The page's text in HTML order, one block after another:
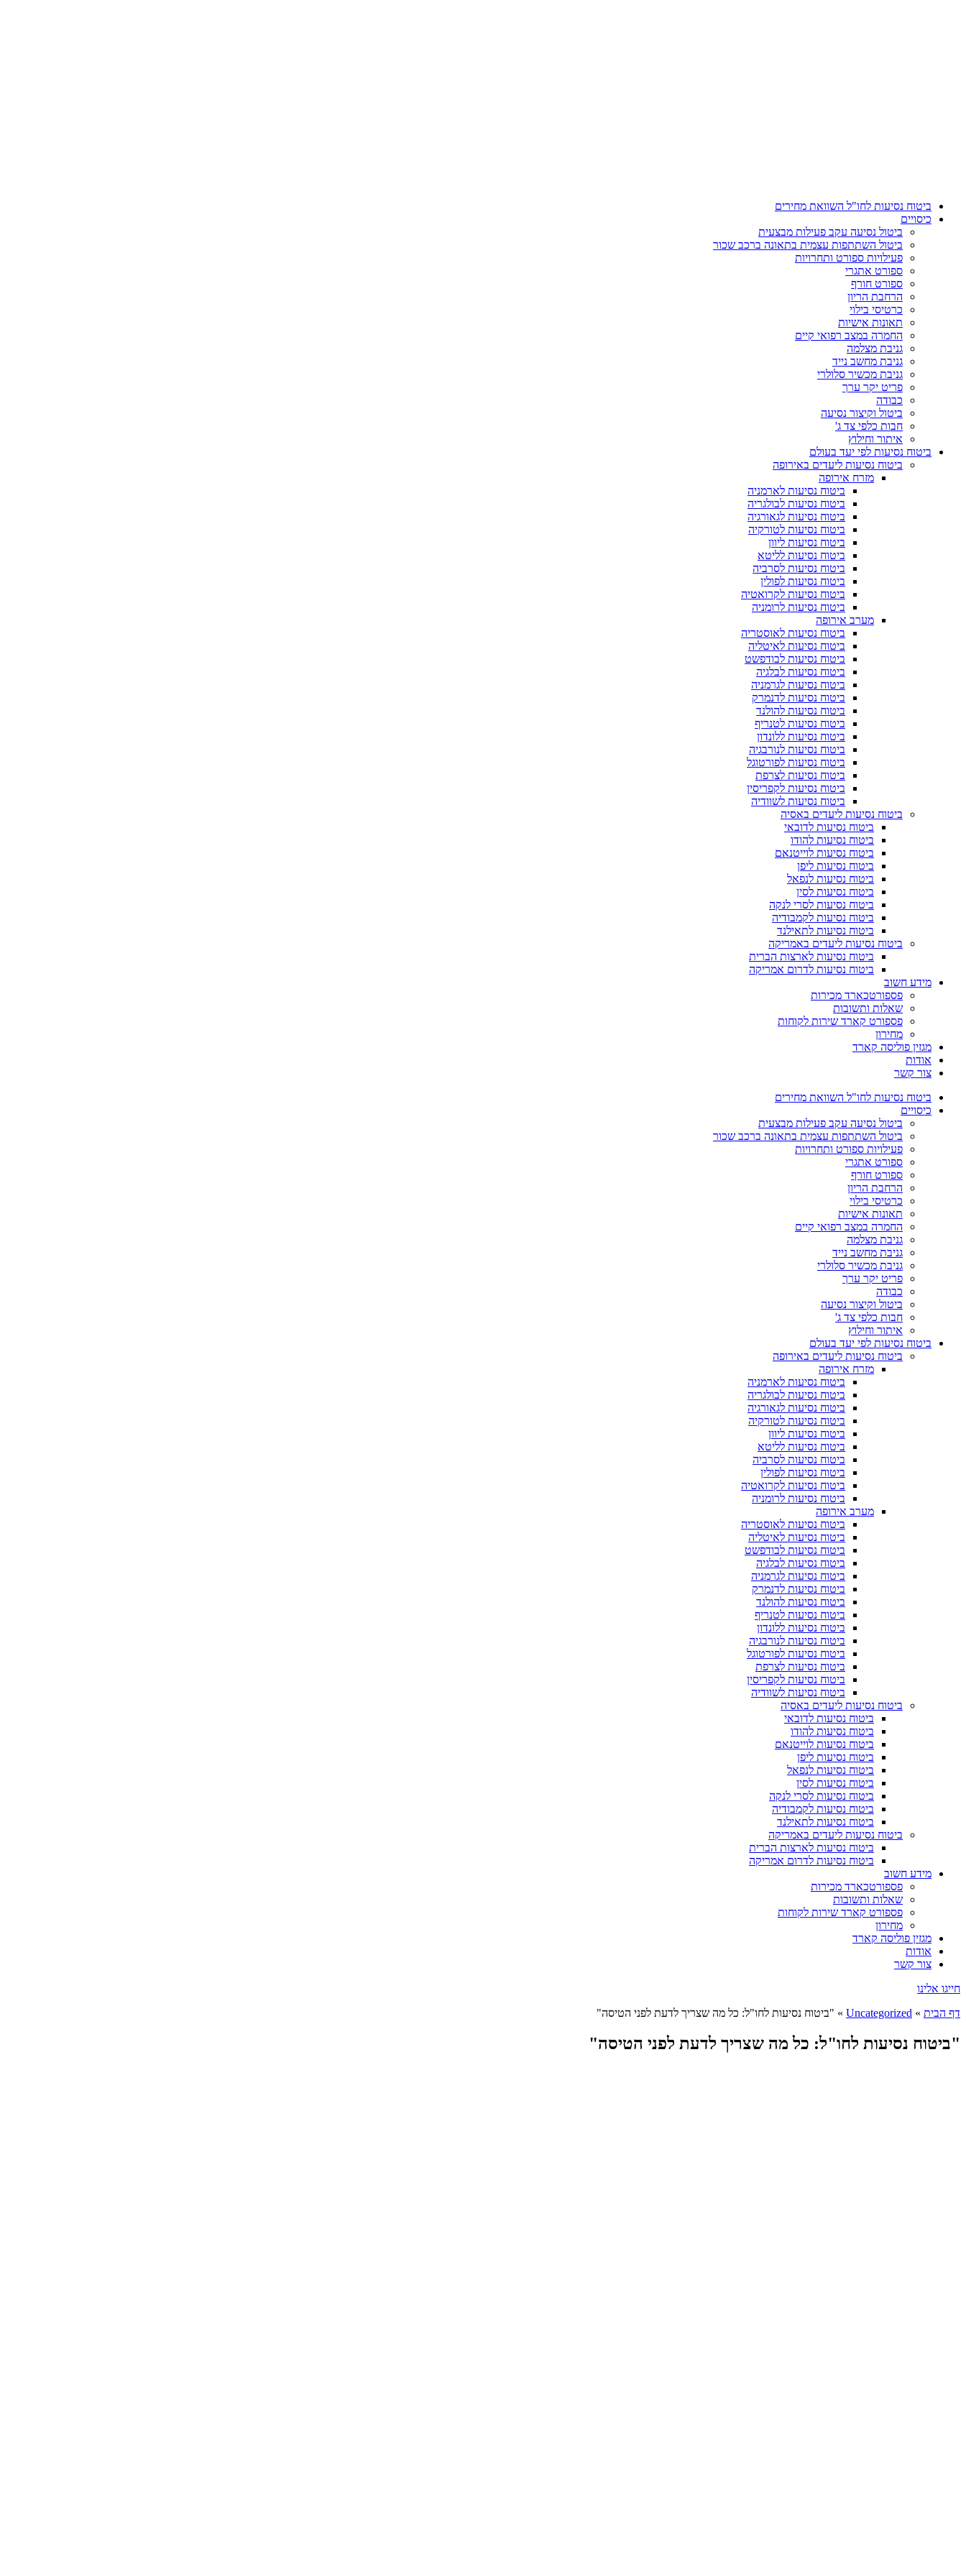
ביטוח נסיעות לחו"ל השוואת מחירים
כיסויים
ביטול נסיעה עקב פעילות מבצעית
ביטול השתתפות עצמית בתאונה ברכב שכור
פעילויות ספורט ותחרויות
ספורט אתגרי
ספורט חורף
הרחבת הריון
כרטיסי בילוי
תאונות אישיות
החמרה במצב רפואי קיים
גניבת מצלמה
גניבת מחשב נייד
גניבת מכשיר סלולרי
פריט יקר ערך
כבודה
ביטול וקיצור נסיעה
חבות כלפי צד ג'
איתור וחילוץ
ביטוח נסיעות לפי יעד בעולם
ביטוח נסיעות ליעדים באירופה
מזרח אירופה
ביטוח נסיעות לארמניה
ביטוח נסיעות לבולגריה
ביטוח נסיעות לגאורגיה
ביטוח נסיעות לטורקיה
ביטוח נסיעות ליוון
ביטוח נסיעות לליטא
ביטוח נסיעות לסרביה
ביטוח נסיעות לפולין
ביטוח נסיעות לקרואטיה
ביטוח נסיעות לרומניה
מערב אירופה
ביטוח נסיעות לאוסטריה
ביטוח נסיעות לאיטליה
ביטוח נסיעות לבודפשט
ביטוח נסיעות לבלגיה
ביטוח נסיעות לגרמניה
ביטוח נסיעות לדנמרק
ביטוח נסיעות להולנד
ביטוח נסיעות לטנריף
ביטוח נסיעות ללונדון
ביטוח נסיעות לנורבגיה
ביטוח נסיעות לפורטוגל
ביטוח נסיעות לצרפת
ביטוח נסיעות לקפריסין
ביטוח נסיעות לשוודיה
ביטוח נסיעות ליעדים באסיה
ביטוח נסיעות לדובאי
ביטוח נסיעות להודו
ביטוח נסיעות לוייטנאם
ביטוח נסיעות ליפן
ביטוח נסיעות לנפאל
ביטוח נסיעות לסין
ביטוח נסיעות לסרי לנקה
ביטוח נסיעות לקמבודיה
ביטוח נסיעות לתאילנד
ביטוח נסיעות ליעדים באמריקה
ביטוח נסיעות לארצות הברית
ביטוח נסיעות לדרום אמריקה
מידע חשוב
פספורטכארד מכירות
שאלות ותשובות
פספורט קארד שירות לקוחות
מחירון
מגזין פוליסה קארד
אודות
צור קשר
ביטוח נסיעות לחו"ל השוואת מחירים
כיסויים
ביטול נסיעה עקב פעילות מבצעית
ביטול השתתפות עצמית בתאונה ברכב שכור
פעילויות ספורט ותחרויות
ספורט אתגרי
ספורט חורף
הרחבת הריון
כרטיסי בילוי
תאונות אישיות
החמרה במצב רפואי קיים
גניבת מצלמה
גניבת מחשב נייד
גניבת מכשיר סלולרי
פריט יקר ערך
כבודה
ביטול וקיצור נסיעה
חבות כלפי צד ג'
איתור וחילוץ
ביטוח נסיעות לפי יעד בעולם
ביטוח נסיעות ליעדים באירופה
מזרח אירופה
ביטוח נסיעות לארמניה
ביטוח נסיעות לבולגריה
ביטוח נסיעות לגאורגיה
ביטוח נסיעות לטורקיה
ביטוח נסיעות ליוון
ביטוח נסיעות לליטא
ביטוח נסיעות לסרביה
ביטוח נסיעות לפולין
ביטוח נסיעות לקרואטיה
ביטוח נסיעות לרומניה
מערב אירופה
ביטוח נסיעות לאוסטריה
ביטוח נסיעות לאיטליה
ביטוח נסיעות לבודפשט
ביטוח נסיעות לבלגיה
ביטוח נסיעות לגרמניה
ביטוח נסיעות לדנמרק
ביטוח נסיעות להולנד
ביטוח נסיעות לטנריף
ביטוח נסיעות ללונדון
ביטוח נסיעות לנורבגיה
ביטוח נסיעות לפורטוגל
ביטוח נסיעות לצרפת
ביטוח נסיעות לקפריסין
ביטוח נסיעות לשוודיה
ביטוח נסיעות ליעדים באסיה
ביטוח נסיעות לדובאי
ביטוח נסיעות להודו
ביטוח נסיעות לוייטנאם
ביטוח נסיעות ליפן
ביטוח נסיעות לנפאל
ביטוח נסיעות לסין
ביטוח נסיעות לסרי לנקה
ביטוח נסיעות לקמבודיה
ביטוח נסיעות לתאילנד
ביטוח נסיעות ליעדים באמריקה
ביטוח נסיעות לארצות הברית
ביטוח נסיעות לדרום אמריקה
מידע חשוב
פספורטכארד מכירות
שאלות ותשובות
פספורט קארד שירות לקוחות
מחירון
מגזין פוליסה קארד
אודות
צור קשר
חייגו אלינו
דף הבית »
Uncategorized
» "ביטוח נסיעות לחו"ל: כל מה שצריך לדעת לפני הטיסה"
"ביטוח נסיעות לחו"ל: כל מה שצריך לדעת לפני הטיסה"